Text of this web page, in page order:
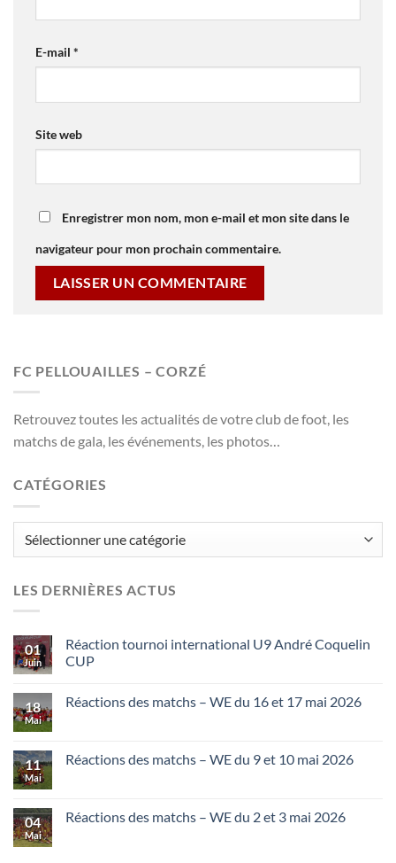
E-mail *
Site web
Enregistrer mon nom, mon e-mail et mon site dans le
navigateur pour mon prochain commentaire.
FC PELLOUAILLES – CORZÉ
Retrouvez toutes les actualités de votre club de foot, les
matchs de gala, les événements, les photos…
CATÉGORIES
LES DERNIÈRES ACTUS
01
Juin
Réaction tournoi international U9 André Coquelin
CUP
18
Mai
Réactions des matchs – WE du 16 et 17 mai 2026
11
Mai
Réactions des matchs – WE du 9 et 10 mai 2026
04
Mai
Réactions des matchs – WE du 2 et 3 mai 2026